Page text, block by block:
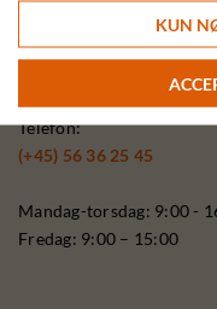
Telefon:
(+45) 56 36 25 45
Mandag-torsdag: 9:00 -
Fredag: 9:00 – 15:00
KUN